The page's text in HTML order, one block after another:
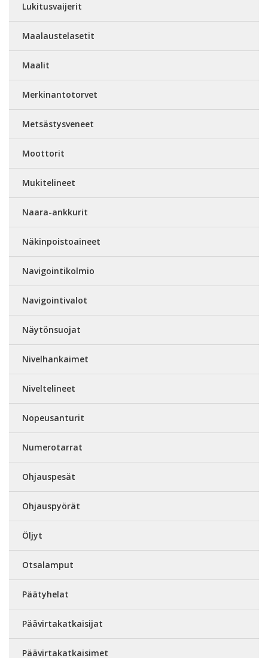
Lukitusvaijerit
Maalaustelasetit
Maalit
Merkinantotorvet
Metsästysveneet
Moottorit
Mukitelineet
Naara-ankkurit
Näkinpoistoaineet
Navigointikolmio
Navigointivalot
Näytönsuojat
Nivelhankaimet
Niveltelineet
Nopeusanturit
Numerotarrat
Ohjauspesät
Ohjauspyörät
Öljyt
Otsalamput
Päätyhelat
Päävirtakatkaisijat
Päävirtakatkaisimet